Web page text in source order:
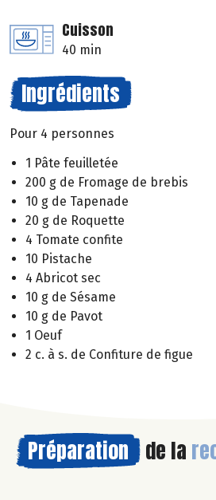
Cuisson
40 min
Ingrédients
Pour 4 personnes
1 Pâte feuilletée
200 g de Fromage de brebis
10 g de Tapenade
20 g de Roquette
4 Tomate confite
10 Pistache
4 Abricot sec
10 g de Sésame
10 g de Pavot
1 Oeuf
2 c. à s. de Confiture de figue
Préparation de la